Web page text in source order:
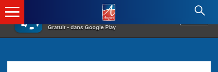
×
Gratuit - dans Google Play
Angers.fr : Retour à l'accueil